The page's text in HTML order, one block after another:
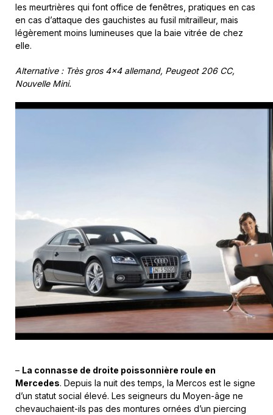
les meurtrières qui font office de fenêtres, pratiques en cas
en cas d’attaque des gauchistes au fusil mitrailleur, mais
légèrement moins lumineuses que la baie vitrée de chez
elle.
Alternative : Très gros 4×4 allemand, Peugeot 206 CC,
Nouvelle Mini.
– La connasse de droite poissonnière roule en
Mercedes. Depuis la nuit des temps, la Mercos est le signe
d’un statut social élevé. Les seigneurs du Moyen-âge ne
chevauchaient-ils pas des montures ornées d’un piercing